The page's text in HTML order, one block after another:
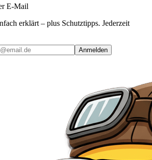
E-Mail
erklärt – plus Schutztipps. Jederzeit
Anmelden